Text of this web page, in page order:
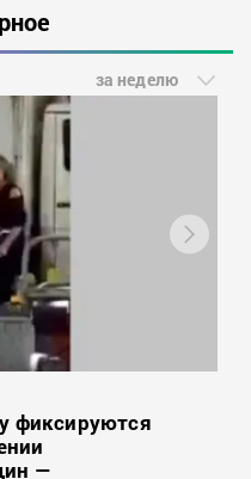
за неделю
фиксируются
—